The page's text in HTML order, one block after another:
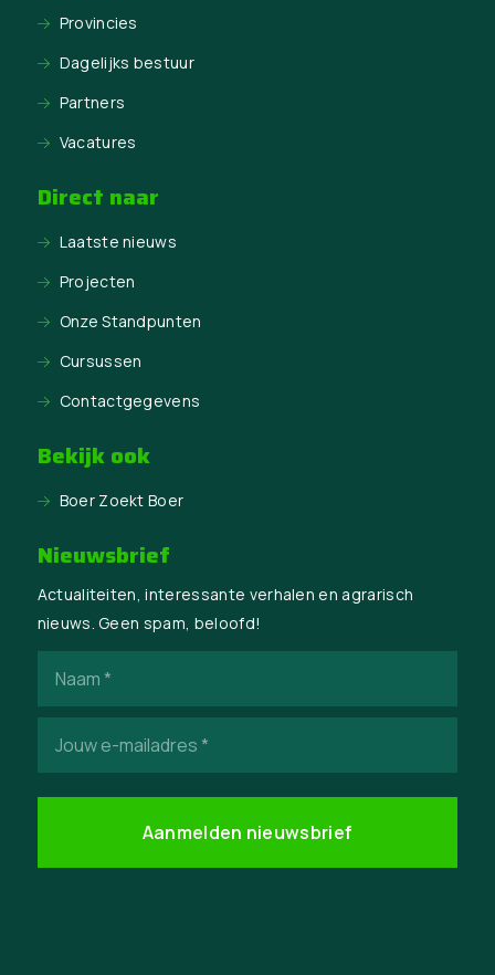
Provincies
Dagelijks bestuur
Partners
Vacatures
Direct naar
Laatste nieuws
Projecten
Onze Standpunten
Cursussen
Contactgegevens
Bekijk ook
Boer Zoekt Boer
Nieuwsbrief
Actualiteiten, interessante verhalen en agrarisch
nieuws. Geen spam, beloofd!
mailadres